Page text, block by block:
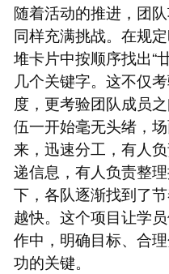
随着活动的推进，团
同样充满挑战。在规
堆卡片中按顺序找出“
几个关键字。这不仅
度，更考验团队成员
伍一开始毫无头绪，
来，迅速分工，有人
递信息，有人负责整
下，各队逐渐找到了
越快。这个项目让学
作中，明确目标、合
功的关键。